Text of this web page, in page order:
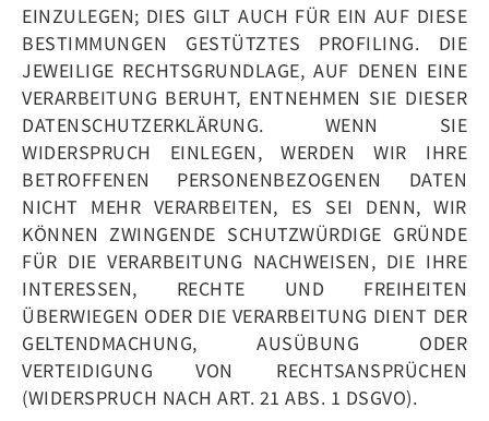
EINZULEGEN; DIES GILT AUCH FÜR EIN AUF DIESE
BESTIMMUNGEN GESTÜTZTES PROFILING. DIE
JEWEILIGE RECHTSGRUNDLAGE, AUF DENEN EINE
VERARBEITUNG BERUHT, ENTNEHMEN SIE DIESER
DATENSCHUTZERKLÄRUNG. WENN SIE
WIDERSPRUCH EINLEGEN, WERDEN WIR IHRE
BETROFFENEN PERSONENBEZOGENEN DATEN
NICHT MEHR VERARBEITEN, ES SEI DENN, WIR
KÖNNEN ZWINGENDE SCHUTZWÜRDIGE GRÜNDE
FÜR DIE VERARBEITUNG NACHWEISEN, DIE IHRE
INTERESSEN, RECHTE UND FREIHEITEN
ÜBERWIEGEN ODER DIE VERARBEITUNG DIENT DER
GELTENDMACHUNG, AUSÜBUNG ODER
VERTEIDIGUNG VON RECHTSANSPRÜCHEN
(WIDERSPRUCH NACH ART. 21 ABS. 1 DSGVO).